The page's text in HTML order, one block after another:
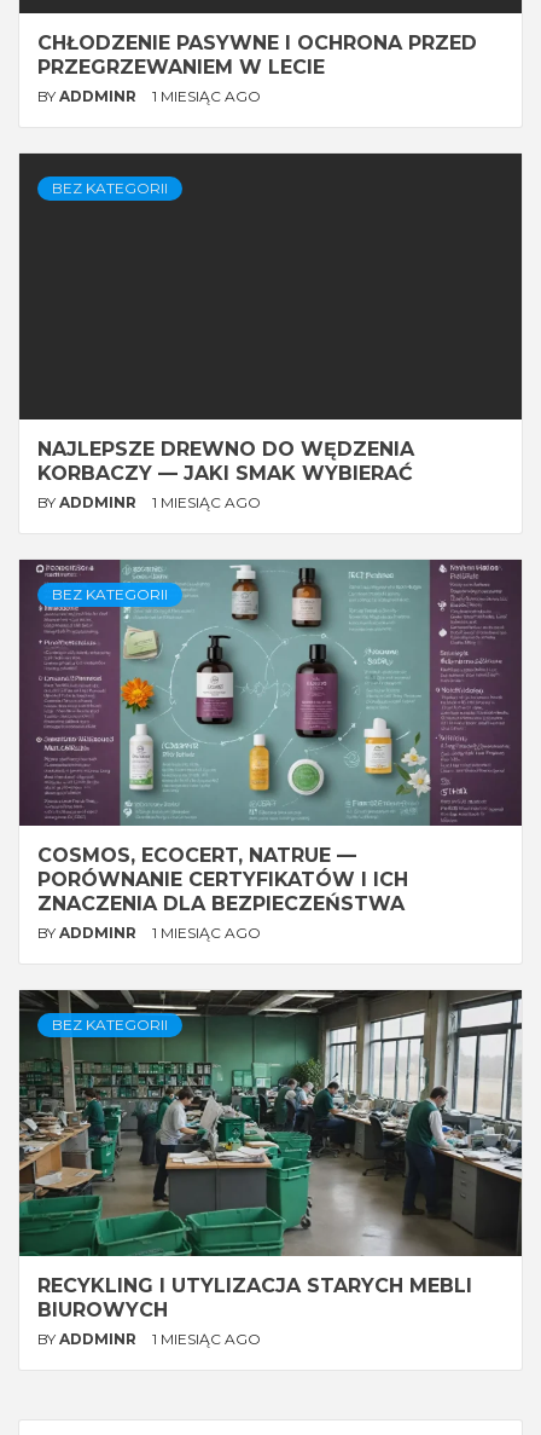
CHŁODZENIE PASYWNE I OCHRONA PRZED
PRZEGRZEWANIEM W LECIE
BY ADDMINR 1 MIESIĄC AGO
BEZ KATEGORII
NAJLEPSZE DREWNO DO WĘDZENIA
KORBACZY — JAKI SMAK WYBIERAĆ
BY ADDMINR 1 MIESIĄC AGO
BEZ KATEGORII
COSMOS, ECOCERT, NATRUE —
PORÓWNANIE CERTYFIKATÓW I ICH
ZNACZENIA DLA BEZPIECZEŃSTWA
BY ADDMINR 1 MIESIĄC AGO
BEZ KATEGORII
RECYKLING I UTYLIZACJA STARYCH MEBLI
BIUROWYCH
BY ADDMINR 1 MIESIĄC AGO